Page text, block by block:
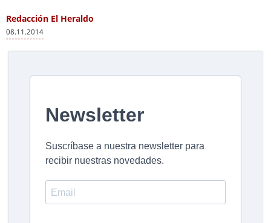
Redacción El Heraldo
08.11.2014